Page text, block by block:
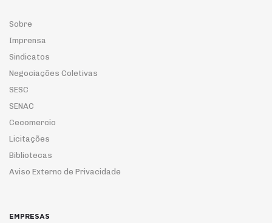
Sobre
Imprensa
Sindicatos
Negociações Coletivas
SESC
SENAC
Cecomercio
Licitações
Bibliotecas
Aviso Externo de Privacidade
EMPRESAS